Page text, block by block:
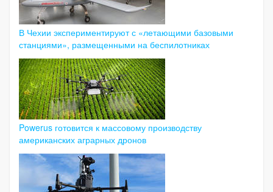
В Чехии экспериментируют с «летающими базовыми
станциями», размещенными на беспилотниках
Powerus готовится к массовому производству
американских аграрных дронов